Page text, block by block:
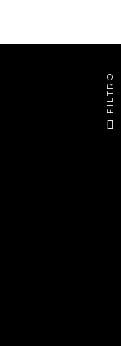
FILTRO